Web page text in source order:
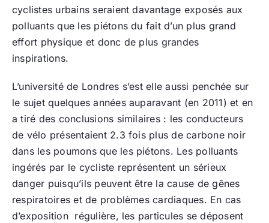
cyclistes urbains seraient davantage exposés aux
polluants que les piétons du fait d’un plus grand
effort physique et donc de plus grandes
inspirations.
L’université de Londres s’est elle aussi penchée sur
le sujet quelques années auparavant (en 2011) et en
a tiré des conclusions similaires : les conducteurs
de vélo présentaient 2.3 fois plus de carbone noir
dans les poumons que les piétons. Les polluants
ingérés par le cycliste représentent un sérieux
danger puisqu’ils peuvent être la cause de gênes
respiratoires et de problèmes cardiaques. En cas
d’exposition régulière, les particules se déposent